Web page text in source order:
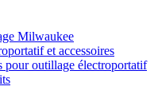
Milwaukee
et accessoires
pour outillage électroportatif